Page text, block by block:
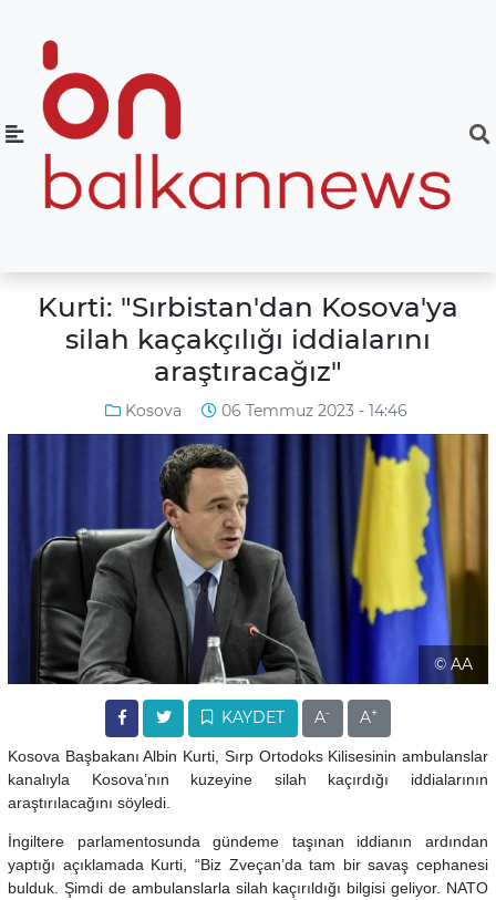
Kurti: "Sırbistan'dan Kosova'ya
silah kaçakçılığı iddialarını
araştıracağız"
Kosova 06 Temmuz 2023 - 14:46
© AA
KAYDET A- A+
Kosova Başbakanı Albin Kurti, Sırp Ortodoks Kilisesinin ambulanslar
kanalıyla Kosova’nın kuzeyine silah kaçırdığı iddialarının
araştırılacağını söyledi.
İngiltere parlamentosunda gündeme taşınan iddianın ardından
yaptığı açıklamada Kurti, “Biz Zveçan’da tam bir savaş cephanesi
bulduk. Şimdi de ambulanslarla silah kaçırıldığı bilgisi geliyor. NATO